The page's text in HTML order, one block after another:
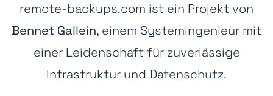
remote-backups.com ist ein Projekt von
Bennet Gallein, einem Systemingenieur mit
einer Leidenschaft für zuverlässige
Infrastruktur und Datenschutz.